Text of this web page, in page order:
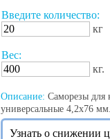
Введите количество:
кг
Вес:
кг.
Описание: Саморезы для
универсальные 4,2х76
Узнать о снижении